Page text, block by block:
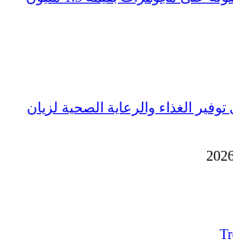
الغذاء والرعاية الصحية لزيان